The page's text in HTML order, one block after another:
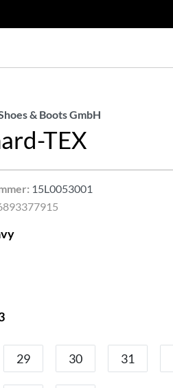
& Boots GmbH
TEX
15L0053001
29 30 31